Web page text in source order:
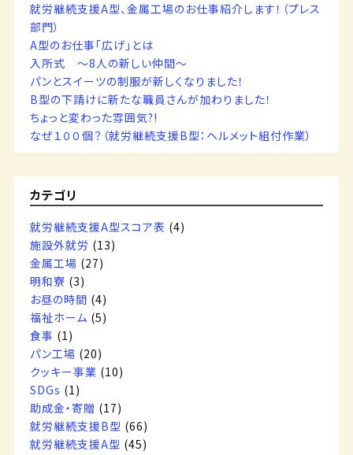
就労継続支援A型、金属工場のお仕事紹介します！（プレス
部門）
A型のお仕事「広げ」とは
入所式 ～8人の新しい仲間～
パンとスイーツの制服が新しくなりました！
B型の下請けに新たな職員さんが加わりました！
ちょっと変わった雰囲気?!
なぜ１００個？（就労継続支援B型：ヘルメット組付作業）
カテゴリ
就労継続支援A型スコア表 (4)
施設外就労 (13)
金属工場 (27)
明和寮 (3)
お昼の時間 (4)
福祉ホーム (5)
食事 (1)
パン工場 (20)
クッキー事業 (10)
SDGs (1)
助成金・寄贈 (17)
就労継続支援B型 (66)
就労継続支援A型 (45)